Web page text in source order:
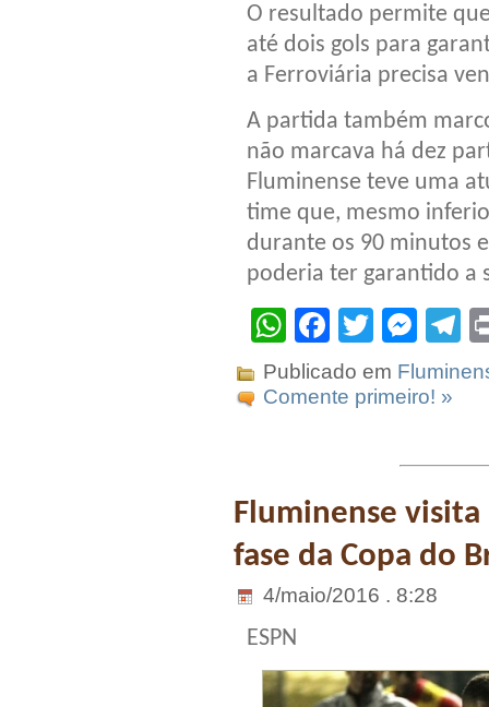
O resultado permite
até dois gols para
a Ferroviária precisa
A partida também
não marcava há dez
Fluminense teve uma
time que, mesmo
durante os 90 minutos
poderia ter garantido a
WhatsApp
Facebook
Twitter
Publicado em
Comente primeiro! »
Fluminense
fase da Copa do
4/maio/2016 . 8:28
ESPN